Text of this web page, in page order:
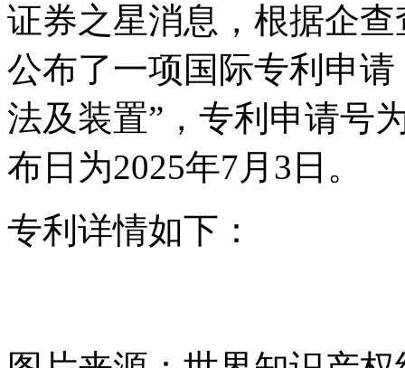
证券之星消息，根据企
公布了一项国际专利申
法及装置”，专利申请号
布日为2025年7月3日。
专利详情如下：